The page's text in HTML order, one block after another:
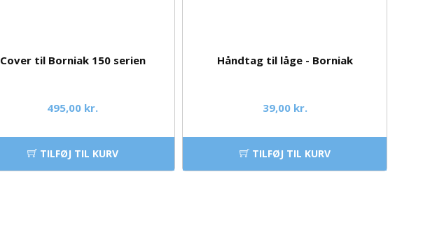
Cover til Borniak 150 serien
495,00 kr.
TILFØJ TIL KURV
Håndtag til låge - Borniak
39,00 kr.
TILFØJ TIL KURV